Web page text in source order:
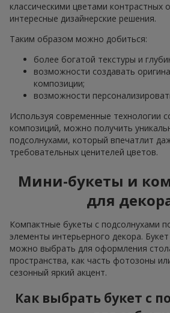
классическими цветами контрастных
интересные дизайнерские решения.
Таким образом можно добиться:
более богатой текстуры и
возможности создавать
композиции;
возможности
Используя современные технологии
композиций, можно получить
подсолнухами, который впечатлит
требовательных ценителей цветов.
Мини-букеты и
для
Компактные букеты с подсолнухами
элементы интерьерного декора.
можно выбрать для оформления
пространства, как часть фотозоны
сезонный яркий акцент.
Как выбрать букет с